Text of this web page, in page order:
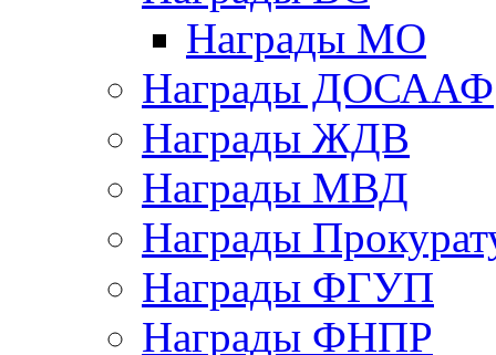
Награды МО
Награды ДОСААФ
Награды ЖДВ
Награды МВД
Награды
Награды ФГУП
Награды ФНПР